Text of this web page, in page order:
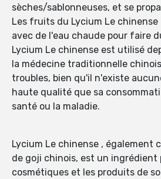
sèches/sablonneuses, et se
Les fruits du Lycium Le
avec de l'eau chaude pour faire
Lycium Le chinense est utilisé
la médecine traditionnelle
troubles, bien qu'il n'existe
haute qualité que sa
santé ou la maladie.
Lycium Le chinense , également
de goji chinois, est un ingrédient
cosmétiques et les produits de